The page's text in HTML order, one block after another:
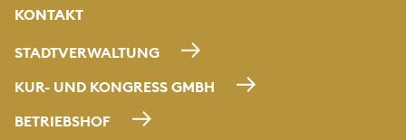
KONTAKT
STADTVERWALTUNG
KUR- UND KONGRESS GMBH
BETRIEBSHOF